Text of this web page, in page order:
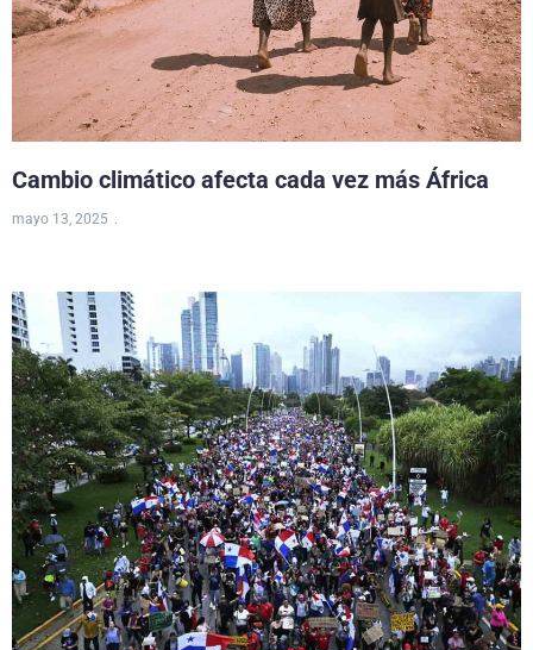
Cambio climático afecta cada vez más África
mayo 13, 2025